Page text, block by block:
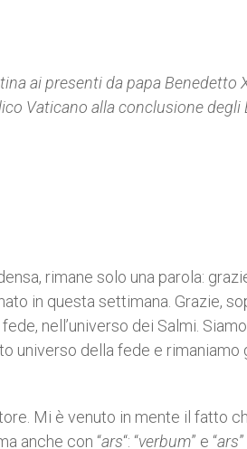
ai presenti da papa Benedetto
Vaticano alla conclusione degli
rimane solo una parola:
in questa settimana. Grazie,
nell’universo dei Salmi.
universo della fede e
Mi è venuto in mente il fatto
anche con “ars“: “verbum” e “ars